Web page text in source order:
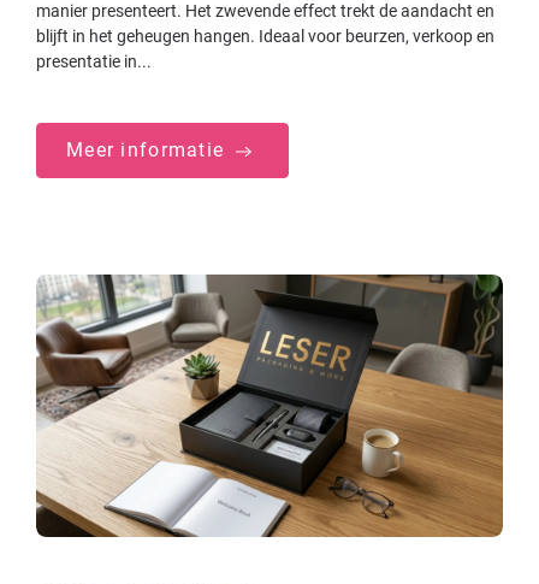
manier presenteert. Het zwevende effect trekt de aandacht en
blijft in het geheugen hangen. Ideaal voor beurzen, verkoop en
presentatie in...
Meer informatie